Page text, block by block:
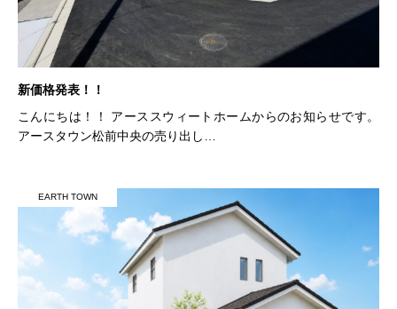
新価格発表！！
こんにちは！！ アーススウィートホームからのお知らせです。
アースタウン松前中央の売り出し…
EARTH TOWN